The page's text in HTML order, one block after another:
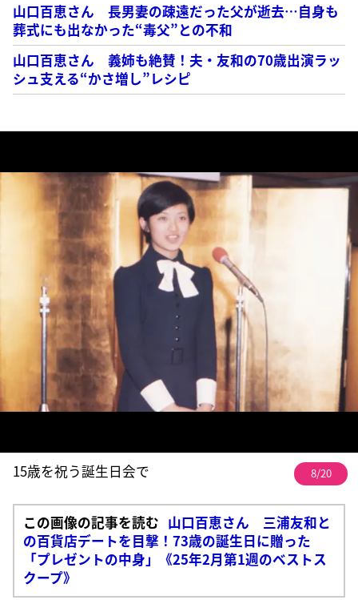
山口百恵さん 長男妻の疎遠だった父が逝去…自身も
葬式にも出なかった“毒父”との不和
山口百恵さん 義姉も絶賛！夫・友和の70歳出演ラッ
シュ支える“かさ増し”レシピ
15歳を祝う誕生日会で 8/20
この画像の記事を読む 山口百恵さん 三浦友和と
の百貨店デートを目撃！73歳の誕生日に贈った
「プレゼントの中身」《25年2月第1週のベストス
クープ》